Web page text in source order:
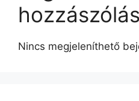
Nincs megjeleníthető